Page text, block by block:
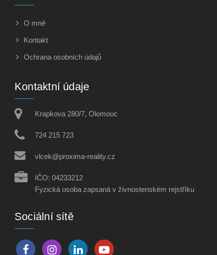
O mně
Kontakt
Ochrana osobních údajů
Kontaktní údaje
Krapkova 280/7, Olomouc
724 215 723
vlcek@proxima-reality.cz
IČO: 04233212
Fyzická osoba zapsaná v živnostenském rejstříku
Sociální sítě